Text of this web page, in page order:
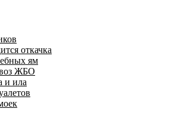
откачка
ям
ЖБО
и ила